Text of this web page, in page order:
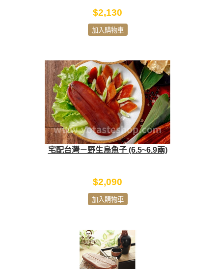
$2,130
加入購物車
宅配台灣－野生烏魚子 (6.5~6.9兩)
$2,090
加入購物車